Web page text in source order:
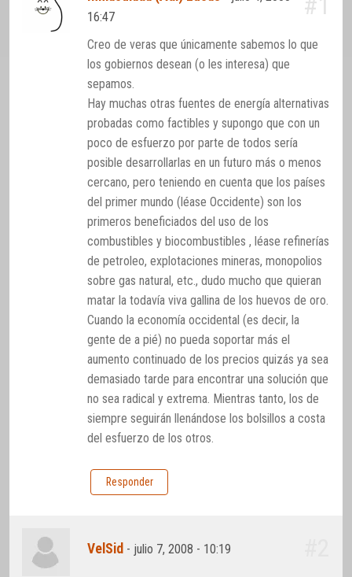
16:47
Creo de veras que únicamente sabemos lo que
los gobiernos desean (o les interesa) que
sepamos.
Hay muchas otras fuentes de energía alternativas
probadas como factibles y supongo que con un
poco de esfuerzo por parte de todos sería
posible desarrollarlas en un futuro más o menos
cercano, pero teniendo en cuenta que los países
del primer mundo (léase Occidente) son los
primeros beneficiados del uso de los
combustibles y biocombustibles , léase refinerías
de petroleo, explotaciones mineras, monopolios
sobre gas natural, etc., dudo mucho que quieran
matar la todavía viva gallina de los huevos de oro.
Cuando la economía occidental (es decir, la
gente de a pié) no pueda soportar más el
aumento continuado de los precios quizás ya sea
demasiado tarde para encontrar una solución que
no sea radical y extrema. Mientras tanto, los de
siempre seguirán llenándose los bolsillos a costa
del esfuerzo de los otros.
Responder
VelSid - julio 7, 2008 - 10:19